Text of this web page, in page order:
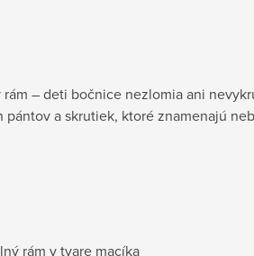
– deti bočnice nezlomia ani
pántov a skrutiek, ktoré znamenajú
rám v tvare macíka